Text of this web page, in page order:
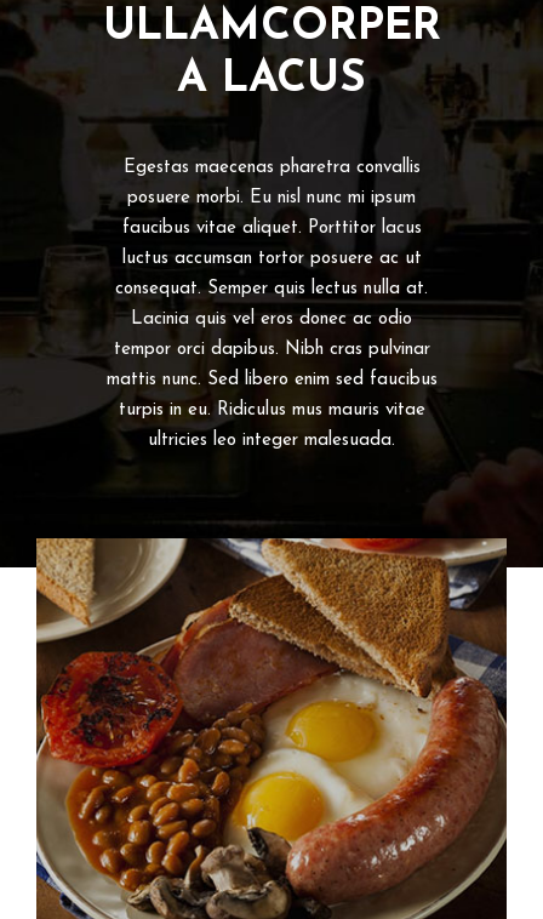
ULLAMCORPER
A LACUS
Egestas maecenas pharetra convallis
posuere morbi. Eu nisl nunc mi ipsum
faucibus vitae aliquet. Porttitor lacus
luctus accumsan tortor posuere ac ut
consequat. Semper quis lectus nulla at.
Lacinia quis vel eros donec ac odio
tempor orci dapibus. Nibh cras pulvinar
mattis nunc. Sed libero enim sed faucibus
turpis in eu. Ridiculus mus mauris vitae
ultricies leo integer malesuada.